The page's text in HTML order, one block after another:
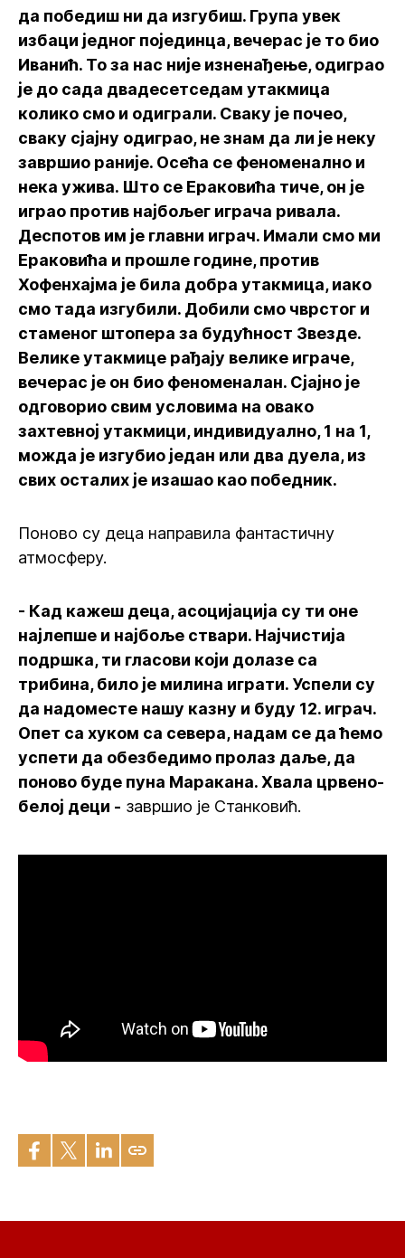
да победиш ни да изгубиш. Група увек
избаци једног појединца, вечерас је то био
Иванић. То за нас није изненађење, одиграо
је до сада двадесетседам утакмица
колико смо и одиграли. Сваку је почео,
сваку сјајну одиграо, не знам да ли је неку
завршио раније. Осећа се феноменално и
нека ужива. Што се Ераковића тиче, он је
играо против најбољег играча ривала.
Деспотов им је главни играч. Имали смо ми
Ераковића и прошле године, против
Хофенхајма је била добра утакмица, иако
смо тада изгубили. Добили смо чврстог и
стаменог штопера за будућност Звезде.
Велике утакмице рађају велике играче,
вечерас је он био феноменалан. Сјајно је
одговорио свим условима на овако
захтевној утакмици, индивидуално, 1 на 1,
можда је изгубио један или два дуела, из
свих осталих је изашао као победник.
Поново су деца направила фантастичну
атмосферу.
- Кад кажеш деца, асоцијација су ти оне
најлепше и најбоље ствари. Најчистија
подршка, ти гласови који долазе са
трибина, било је милина играти. Успели су
да надоместе нашу казну и буду 12. играч.
Опет са хуком са севера, надам се да ћемо
успети да обезбедимо пролаз даље, да
поново буде пуна Маракана. Хвала црвено-
белој деци - завршио је Станковић.